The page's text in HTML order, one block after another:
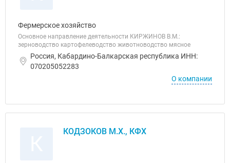
Фермерское хозяйство
Основное направление деятельности КИРЖИНОВ В.М.:
зерноводство картофелеводство животноводство мясное
Россия, Кабардино-Балкарская республика ИНН:
070205052283
О компании
КОДЗОКОВ М.Х., КФХ